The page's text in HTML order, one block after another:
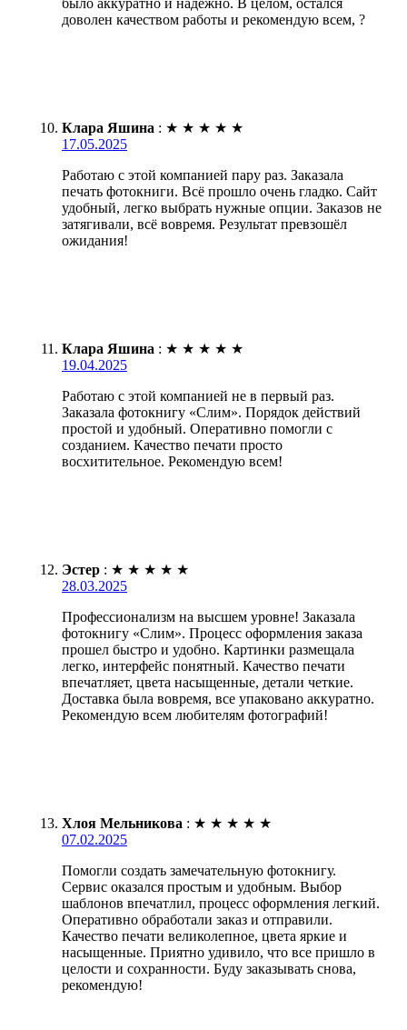
было аккуратно и надежно. В целом, остался
доволен качеством работы и рекомендую всем, ?
Клара Яшина : ★ ★ ★ ★ ★
17.05.2025
Работаю с этой компанией пару раз. Заказала
печать фотокниги. Всё прошло очень гладко. Сайт
удобный, легко выбрать нужные опции. Заказов не
затягивали, всё вовремя. Результат превзошёл
ожидания!
Клара Яшина : ★ ★ ★ ★ ★
19.04.2025
Работаю с этой компанией не в первый раз.
Заказала фотокнигу «Слим». Порядок действий
простой и удобный. Оперативно помогли с
созданием. Качество печати просто
восхитительное. Рекомендую всем!
Эстер : ★ ★ ★ ★ ★
28.03.2025
Профессионализм на высшем уровне! Заказала
фотокнигу «Слим». Процесс оформления заказа
прошел быстро и удобно. Картинки размещала
легко, интерфейс понятный. Качество печати
впечатляет, цвета насыщенные, детали четкие.
Доставка была вовремя, все упаковано аккуратно.
Рекомендую всем любителям фотографий!
Хлоя Мельникова : ★ ★ ★ ★ ★
07.02.2025
Помогли создать замечательную фотокнигу.
Сервис оказался простым и удобным. Выбор
шаблонов впечатлил, процесс оформления легкий.
Оперативно обработали заказ и отправили.
Качество печати великолепное, цвета яркие и
насыщенные. Приятно удивило, что все пришло в
целости и сохранности. Буду заказывать снова,
рекомендую!